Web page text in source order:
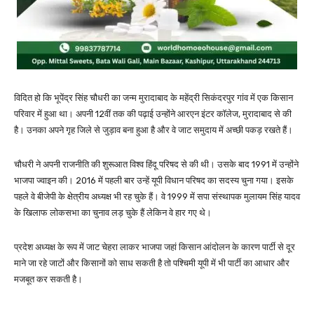
विदित हो कि भूपेंद्र सिंह चौधरी का जन्म मुरादाबाद के महेंद्री सिकंदरपुर गांव में एक किसान
परिवार में हुआ था। अपनी 12वीं तक की पढ़ाई उन्होंने आरएन इंटर कॉलेज, मुरादाबाद से की
है। उनका अपने गृह जिले से जुड़ाव बना हुआ है और वे जाट समुदाय में अच्छी पकड़ रखते हैं।
चौधरी ने अपनी राजनीति की शुरूआत विश्व हिंदू परिषद से की थी। उसके बाद 1991 में उन्होंने
भाजपा ज्वाइन की। 2016 में पहली बार उन्हें यूपी विधान परिषद का सदस्य चुना गया। इसके
पहले वे बीजेपी के क्षेत्रीय अध्यक्ष भी रह चुके हैं। वे 1999 में सपा संस्थापक मुलायम सिंह यादव
के खिलाफ लोकसभा का चुनाव लड़ चुके हैं लेकिन वे हार गए थे।
प्रदेश अध्यक्ष के रूप में जाट चेहरा लाकर भाजपा जहां किसान आंदोलन के कारण पार्टी से दूर
माने जा रहे जाटों और किसानों को साध सकती है तो पश्चिमी यूपी में भी पार्टी का आधार और
मजबूत कर सकती है।